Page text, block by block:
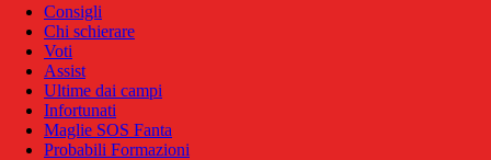
Consigli
Chi schierare
Voti
Assist
Ultime dai campi
Infortunati
Maglie SOS Fanta
Probabili Formazioni